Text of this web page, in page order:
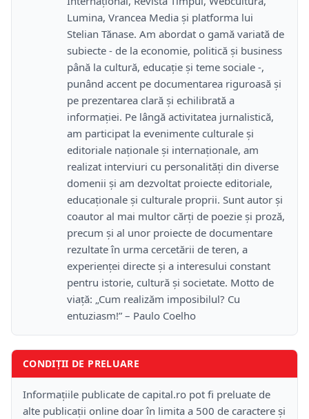
Lumina, Vrancea Media și platforma lui
Stelian Tănase. Am abordat o gamă variată de
subiecte - de la economie, politică și business
până la cultură, educație și teme sociale -,
punând accent pe documentarea riguroasă și
pe prezentarea clară și echilibrată a
informației. Pe lângă activitatea jurnalistică,
am participat la evenimente culturale și
editoriale naționale și internaționale, am
realizat interviuri cu personalități din diverse
domenii și am dezvoltat proiecte editoriale,
educaționale și culturale proprii. Sunt autor și
coautor al mai multor cărți de poezie și proză,
precum și al unor proiecte de documentare
rezultate în urma cercetării de teren, a
experienței directe și a interesului constant
pentru istorie, cultură și societate. Motto de
viață: „Cum realizăm imposibilul? Cu
entuziasm!” – Paulo Coelho
CONDIȚII DE PRELUARE
Informațiile publicate de capital.ro pot fi preluate de
alte publicații online doar în limita a 500 de caractere și